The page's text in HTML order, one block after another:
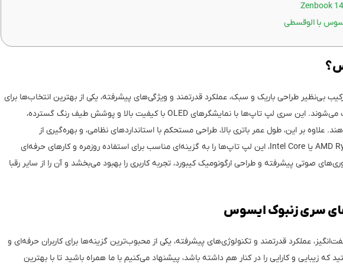
با الوقسطی
بی‌نظیر طراحی باریک و سبک، عملکرد قدرتمند و ویژگی‌های پیشرفته، یکی از بهترین انتخاب‌ها برای
کاربران حرفه‌ای و دانشجویان محسوب می‌شوند. این سری لپ‌ تاپ‌ها با نمایشگرهای OLED با کیفیت بالا و پوشش طیف رنگ گسترده،
علاوه بر این، طول عمر باتری بالا، طراحی مستحکم با استانداردهای نظامی، و بهره‌گیری از
پردازنده‌های قدرتمند مانند سری AMD Ryzen یا Intel Core، این لپ‌ تاپ‌ها را به گزینه‌ای مناسب برای استفاده روزمره و کارهای حرفه‌ای
صوتی پیشرفته و طراحی ارگونومیک کیبورد، تجربه کاربری را بهبود می‌بخشد و آن را از سایر رقبا
سری زنبوک ایسوس
عملکرد قدرتمند و تکنولوژی‌های پیشرفته، یکی از محبوب‌ترین گزینه‌ها برای کاربران حرفه‌ای و
زیبایی و کارایی را در کنار هم داشته باشد، پیشنهاد می‌کنیم با ما همراه باشید تا با بهترین